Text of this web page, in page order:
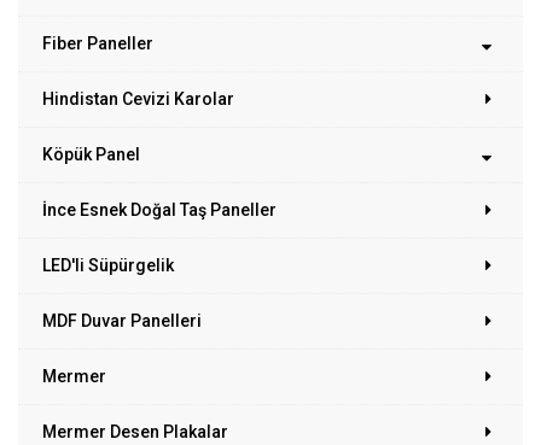
Fiber Paneller
Hindistan Cevizi Karolar
Köpük Panel
İnce Esnek Doğal Taş Paneller
LED'li Süpürgelik
MDF Duvar Panelleri
Mermer
Mermer Desen Plakalar